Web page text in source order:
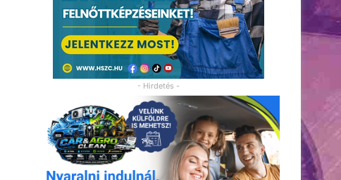
- Hirdetés -